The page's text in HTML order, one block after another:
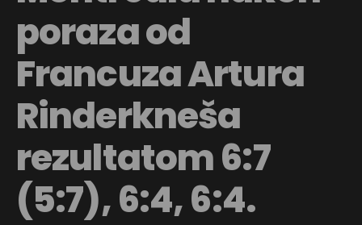
poraza od
Francuza Artura
Rinderkneša
rezultatom 6:7
(5:7), 6:4, 6:4.